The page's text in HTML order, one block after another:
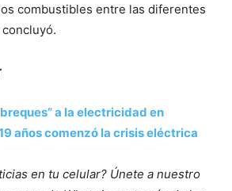
combustibles entre las diferentes
a la electricidad en
años comenzó la crisis eléctrica
en tu celular? Únete a nuestro